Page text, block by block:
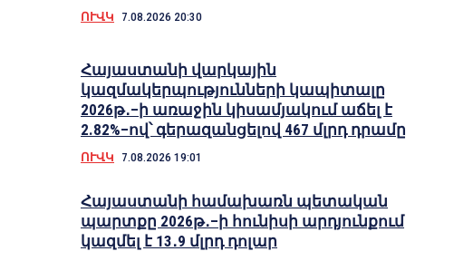
ՈՒՎԿ 7.08.2026 20:30
Հայաստանի վարկային
կազմակերպությունների կապիտալը
2026թ․–ի առաջին կիսամյակում աճել է
2.82%–ով՝ գերազանցելով 467 մլրդ դրամը
ՈՒՎԿ 7.08.2026 19:01
Հայաստանի համախառն պետական
պարտքը 2026թ․–ի հունիսի արդյունքում
կազմել է 13․9 մլրդ դոլար